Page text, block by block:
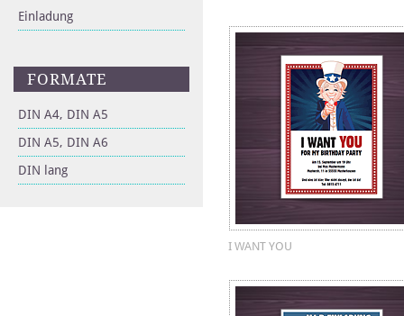
Einladung
FORMATE
DIN A4, DIN A5
DIN A5, DIN A6
DIN lang
I WANT YOU